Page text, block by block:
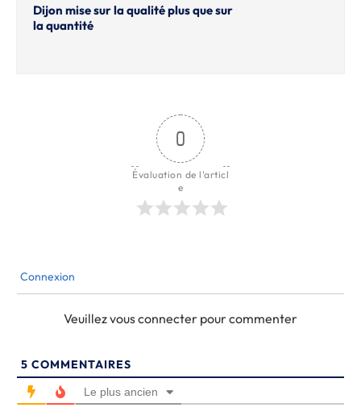
Dijon mise sur la qualité plus que sur
la quantité
0
Évaluation de l'articl
e
Connexion
Veuillez vous connecter pour commenter
5 COMMENTAIRES
Le plus ancien